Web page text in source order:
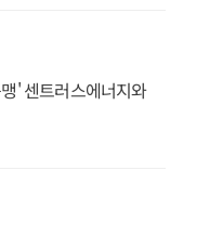
' 센트러스에너지와